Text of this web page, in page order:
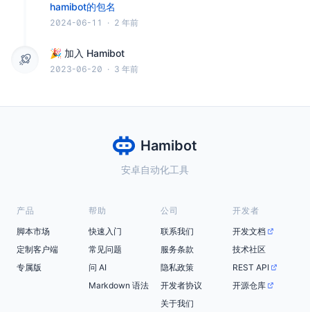
hamibot的包名
2024-06-11 · 2 年前
🎉 加入 Hamibot
2023-06-20 · 3 年前
Hamibot
安卓自动化工具
产品
脚本市场
定制客户端
专属版
帮助
快速入门
常见问题
问 AI
Markdown 语法
公司
联系我们
服务条款
隐私政策
开发者协议
关于我们
开发者
开发文档
技术社区
REST API
开源仓库